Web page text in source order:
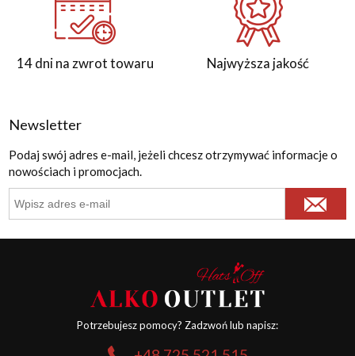
14 dni na zwrot towaru Najwyższa jakość
Newsletter
Podaj swój adres e-mail, jeżeli chcesz otrzymywać informacje o
nowościach i promocjach.
Potrzebujesz pomocy? Zadzwoń lub napisz: